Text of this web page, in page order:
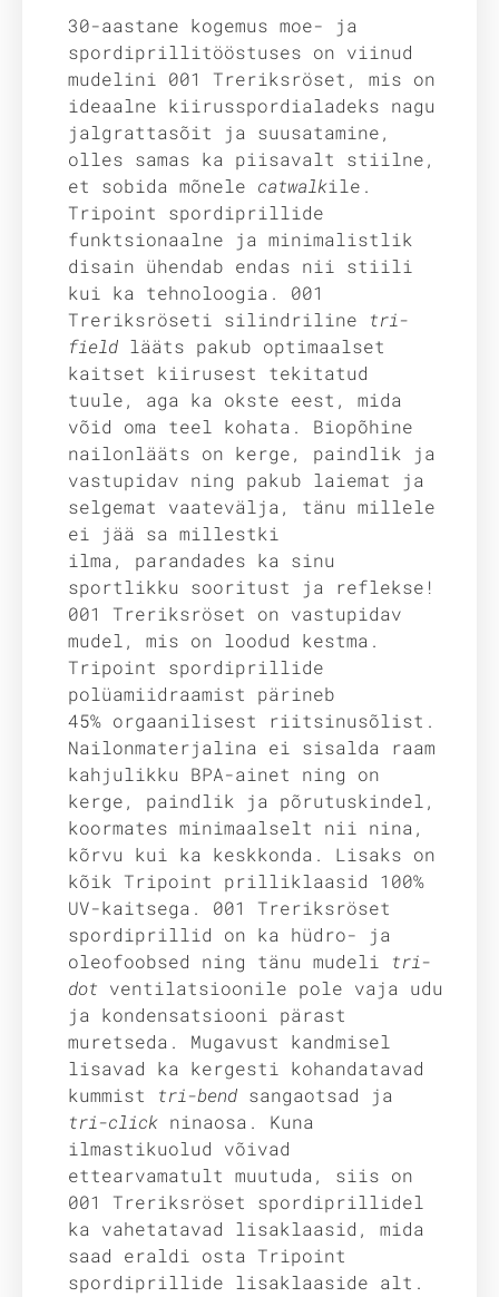
30-aastane kogemus moe- ja
spordiprillitööstuses on viinud
mudelini 001 Treriksröset, mis on
ideaalne kiirusspordialadeks nagu
jalgrattasõit ja suusatamine,
olles samas ka piisavalt stiilne,
et sobida mõnele catwalkile.
Tripoint spordiprillide
funktsionaalne ja minimalistlik
disain ühendab endas nii stiili
kui ka tehnoloogia. 001
Treriksröseti silindriline tri-
field lääts pakub optimaalset
kaitset kiirusest tekitatud
tuule, aga ka okste eest, mida
võid oma teel kohata. Biopõhine
nailonlääts on kerge, paindlik ja
vastupidav ning pakub laiemat ja
selgemat vaatevälja, tänu millele
ei jää sa millestki
ilma, parandades ka sinu
sportlikku sooritust ja reflekse!
001 Treriksröset on vastupidav
mudel, mis on loodud kestma.
Tripoint spordiprillide
polüamiidraamist pärineb
45% orgaanilisest riitsinusõlist.
Nailonmaterjalina ei sisalda raam
kahjulikku BPA-ainet ning on
kerge, paindlik ja põrutuskindel,
koormates minimaalselt nii nina,
kõrvu kui ka keskkonda. Lisaks on
kõik Tripoint prilliklaasid 100%
UV-kaitsega. 001 Treriksröset
spordiprillid on ka hüdro- ja
oleofoobsed ning tänu mudeli tri-
dot ventilatsioonile pole vaja udu
ja kondensatsiooni pärast
muretseda. Mugavust kandmisel
lisavad ka kergesti kohandatavad
kummist tri-bend sangaotsad ja
tri-click ninaosa. Kuna
ilmastikuolud võivad
ettearvamatult muutuda, siis on
001 Treriksröset spordiprillidel
ka vahetatavad lisaklaasid, mida
saad eraldi osta Tripoint
spordiprillide lisaklaaside alt.